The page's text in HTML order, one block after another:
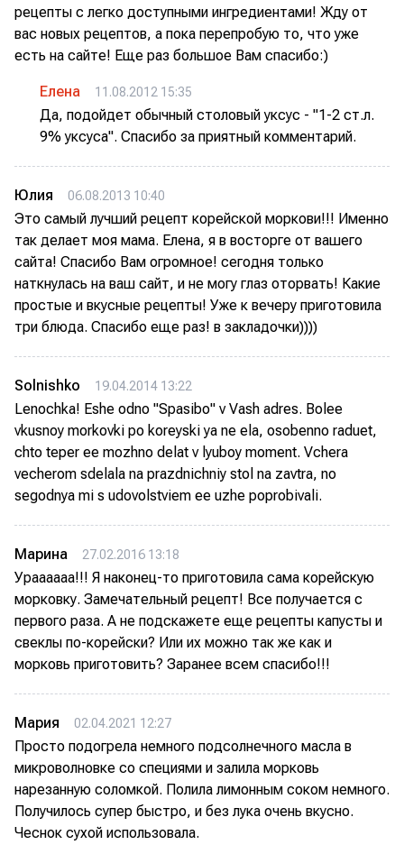
рецепты с легко доступными ингредиентами! Жду от
вас новых рецептов, а пока перепробую то, что уже
есть на сайте! Еще раз большое Вам спасибо:)
Елена 11.08.2012 15:35
Да, подойдет обычный столовый уксус - "1-2 ст.л.
9% уксуса". Спасибо за приятный комментарий.
Юлия 06.08.2013 10:40
Это самый лучший рецепт корейской моркови!!! Именно
так делает моя мама. Елена, я в восторге от вашего
сайта! Спасибо Вам огромное! сегодня только
наткнулась на ваш сайт, и не могу глаз оторвать! Какие
простые и вкусные рецепты! Уже к вечеру приготовила
три блюда. Спасибо еще раз! в закладочки))))
Solnishko 19.04.2014 13:22
Lenochka! Eshe odno "Spasibo" v Vash adres. Bolee
vkusnoy morkovki po koreyski ya ne ela, osobenno raduet,
chto teper ee mozhno delat v lyuboy moment. Vchera
vecherom sdelala na prazdnichniy stol na zavtra, no
segodnya mi s udovolstviem ee uzhe poprobivali.
Марина 27.02.2016 13:18
Ураааааа!!! Я наконец-то приготовила сама корейскую
морковку. Замечательный рецепт! Все получается с
первого раза. А не подскажете еще рецепты капусты и
свеклы по-корейски? Или их можно так же как и
морковь приготовить? Заранее всем спасибо!!!
Мария 02.04.2021 12:27
Просто подогрела немного подсолнечного масла в
микроволновке со специями и залила морковь
нарезанную соломкой. Полила лимонным соком немного.
Получилось супер быстро, и без лука очень вкусно.
Чеснок сухой использовала.